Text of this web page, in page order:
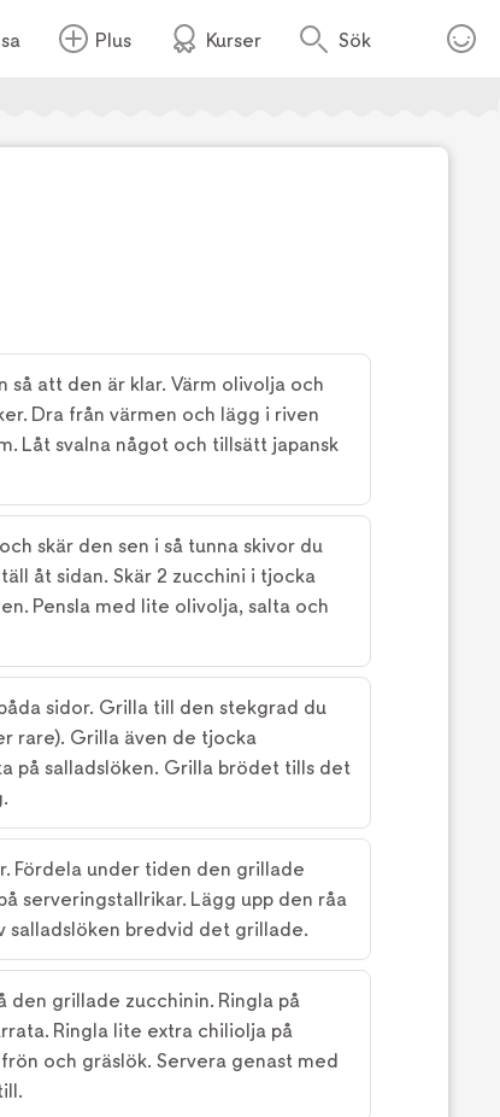
Plus Kurser Sök
Foto:TV4
att den är klar. Värm olivolja och
Dra från värmen och lägg i riven
Låt svalna något och tillsätt japansk
skär den sen i så tunna skivor du
åt sidan. Skär 2 zucchini i tjocka
Pensla med lite olivolja, salta och
sidor. Grilla till den stekgrad du
rare). Grilla även de tjocka
på salladslöken. Grilla brödet tills det
Fördela under tiden den grillade
serveringstallrikar. Lägg upp den råa
salladslöken bredvid det grillade.
den grillade zucchinin. Ringla på
Ringla lite extra chiliolja på
och gräslök. Servera genast med